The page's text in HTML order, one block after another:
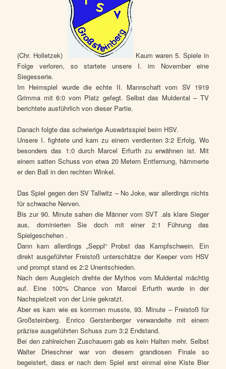
(Chr. Holletzek)
Kaum waren 5. Spiele in
Folge verloren, so startete unsere I. im November eine
Siegesserie.
Im Heimspiel wurde die echte II. Mannschaft vom SV 1919
Grimma mit 6:0 vom Platz gefegt. Selbst das Muldental – TV
berichtete ausführlich von dieser Partie.
Danach folgte das schwierige Auswärtsspiel beim HSV.
Unsere I. fightete und kam zu einem verdienten 3:2 Erfolg, Wo
besonders das 1:0 durch Marcel Erfurth zu erwähnen ist. Mit
einem satten Schuss von etwa 20 Metern Entfernung, hämmerte
er den Ball in den rechten Winkel.
Das Spiel gegen den SV Tallwitz – No Joke, war allerdings nichts
für schwache Nerven.
Bis zur 90. Minute sahen die Männer vom SVT .als klare Sieger
aus, dominierten Sie doch mit einer 2:1 Führung das
Spielgeschehen .
Dann kam allerdings „Seppl“ Probst das Kampfschwein. Ein
direkt ausgeführter Freistoß unterschätze der Keeper vom HSV
und prompt stand es 2:2 Unentschieden.
Nach dem Ausgleich drehte der Mythos vom Muldental mächtig
auf. Eine 100% Chance von Marcel Erfurth wurde in der
Nachspielzeit von der Linie gekratzt.
Aber es kam wie es kommen musste, 93. Minute – Freistoß für
Großsteinberg. Enrico Gerstenberger verwandelte mit einem
präzise ausgeführten Schuss zum 3:2 Endstand.
Bei den zahlreichen Zuschauern gab es kein Halten mehr. Selbst
Walter Drieschner war von diesem grandiosen Finale so
begeistert, dass er nach dem Spiel erst einmal eine Kiste Bier